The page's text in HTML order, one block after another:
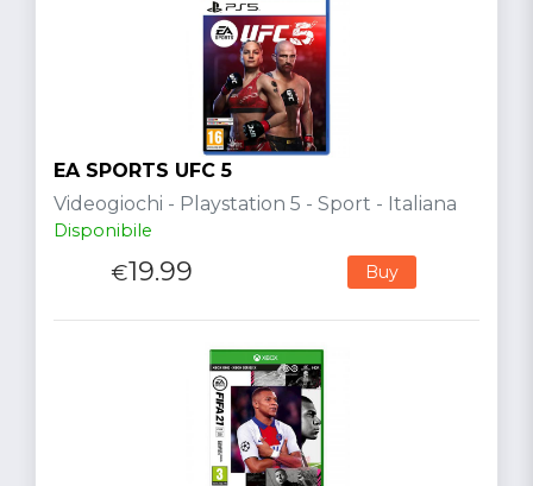
EA SPORTS UFC 5
Videogiochi - Playstation 5 - Sport - Italiana
Disponibile
€19.99 Buy